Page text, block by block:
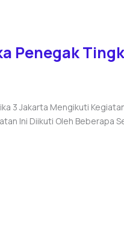
Penegak
3 Jakarta Mengikuti
Ini Diikuti Oleh Beberapa